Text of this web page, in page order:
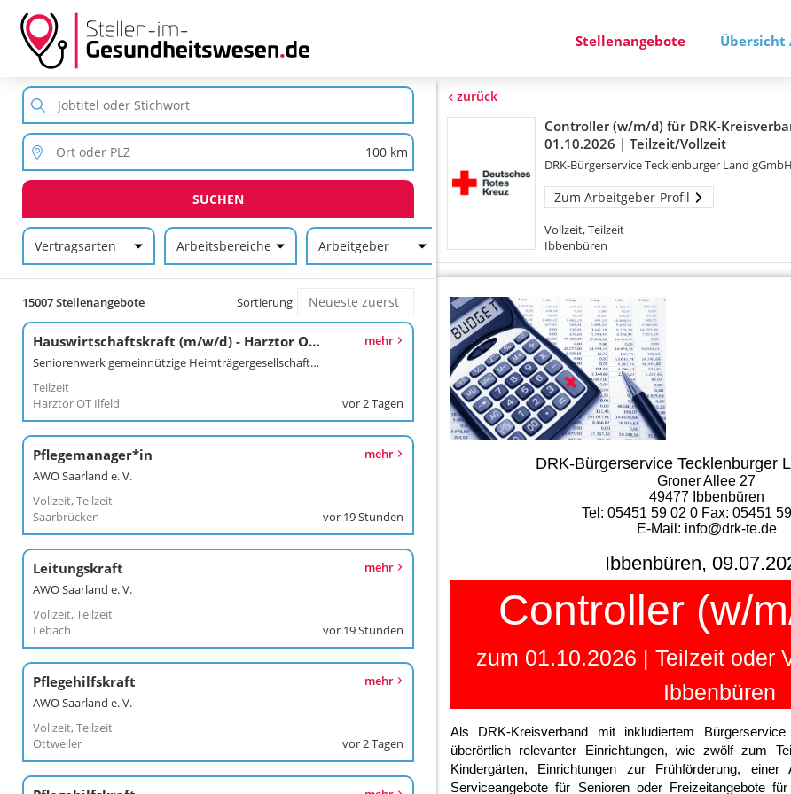
Stellenangebote Übersicht
SUCHEN
Vertragsarten Arbeitsbereiche Arbeitgeber
15007 Stellenangebote Sortierung
Hauswirtschaftskraft (m/w/d) - Harztor OT Ilfeld
Seniorenwerk gemeinnützige Heimträgergesellschaft mbH
Teilzeit
Harztor OT Ilfeld
mehr
vor 2 Tagen
Pflegemanager*in
AWO Saarland e. V.
Vollzeit, Teilzeit
Saarbrücken
mehr
vor 19 Stunden
Leitungskraft
AWO Saarland e. V.
Vollzeit, Teilzeit
Lebach
mehr
vor 19 Stunden
Pflegehilfskraft
AWO Saarland e. V.
Vollzeit, Teilzeit
Ottweiler
mehr
vor 2 Tagen
zurück
Controller (w/m/d) für DRK-
01.10.2026 | Teilzeit/Vollzeit
DRK-Bürgerservice Tecklenburger Land gGmbH
Zum Arbeitgeber-Profil
Vollzeit, Teilzeit
Ibbenbüren